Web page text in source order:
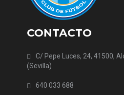
CONTACTO
C/ Pepe Luces, 24, 41500,
(Sevilla)
640 033 688